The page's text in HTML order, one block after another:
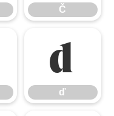
Č
ď
ď